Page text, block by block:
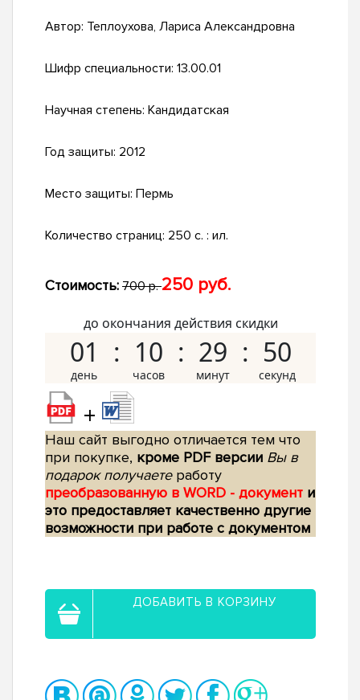
Автор: Теплоухова, Лариса Александровна
Шифр специальности: 13.00.01
Научная степень: Кандидатская
Год защиты: 2012
Место защиты: Пермь
Количество страниц: 250 с. : ил.
Стоимость: 700 р.250 руб.
до окончания действия скидки
01 10 29 49
+
Наш сайт выгодно отличается тем что
при покупке, кроме PDF версии Вы в
подарок получаетеработу
преобразованную в WORD - документ и
это предоставляет качественно другие
возможности при работе с документом
ДОБАВИТЬ В КОРЗИНУ